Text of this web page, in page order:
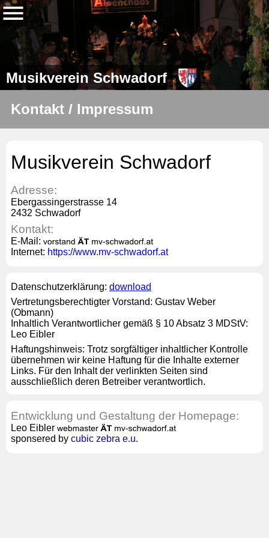
Musikverein Schwadorf
Kontakt / Impressum
Musikverein Schwadorf
Adresse:
Ebergassingerstrasse 14
2432 Schwadorf
Kontakt:
E-Mail:
Internet: https://www.mv-schwadorf.at
Datenschutzerklärung: download
Vertretungsberechtigter Vorstand: Gustav Weber
(Obmann)
Inhaltlich Verantwortlicher gemäß § 10 Absatz 3 MDStV:
Leo Eibler
Haftungshinweis: Trotz sorgfältiger inhaltlicher Kontrolle
übernehmen wir keine Haftung für die Inhalte externer
Links. Für den Inhalt der verlinkten Seiten sind
ausschließlich deren Betreiber verantwortlich.
Entwicklung und Gestaltung der Homepage:
Leo Eibler
sponsered by cubic zebra e.u.